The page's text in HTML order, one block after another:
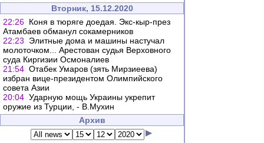
Вторник, 15.12.2020
22:26 Коня в тюряге доедая. Экс-кыр-през
Атамбаев обманул сокамерников
22:23
Элитные дома и машины настучал
молоточком... Арестован судья Верховного
суда Киргизии Осмоналиев
21:54 Отабек Умаров (зять Мирзиеева)
избран вице-президентом Олимпийского
совета Азии
20:04 Ударную мощь Украины укрепит
оружие из Турции, - В.Мухин
Архив